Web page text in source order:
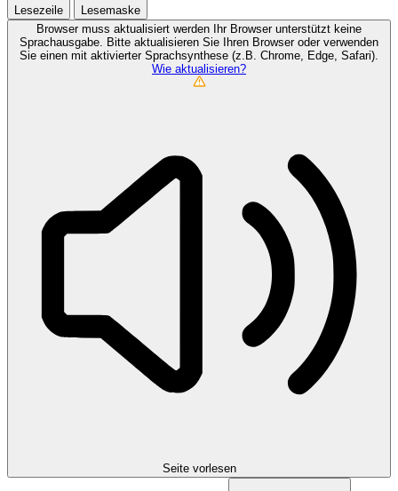
Lesezeile
Lesemaske
Browser muss aktualisiert werden
Ihr Browser unterstützt keine
Sprachausgabe. Bitte aktualisieren Sie Ihren Browser oder verwenden
Sie einen mit aktivierter Sprachsynthese (z.B. Chrome, Edge, Safari).
Wie aktualisieren?
Seite vorlesen